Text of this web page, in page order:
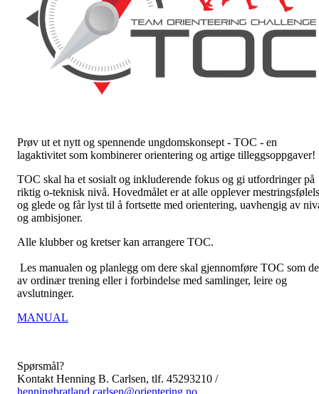
Prøv ut et nytt og spennende ungdomskonsept - TOC - en
lagaktivitet som kombinerer orientering og artige tilleggsoppgaver!
TOC skal ha et sosialt og inkluderende fokus og gi utfordringer på
riktig o-teknisk nivå. Hovedmålet er at alle opplever
og glede og får lyst til å fortsette med orientering, uavhengig av
og ambisjoner.
Alle klubber og kretser kan arrangere TOC.
Les manualen og planlegg om dere skal gjennomføre TOC som
av ordinær trening eller i forbindelse med samlinger, leire og
avslutninger.
MANUAL
Spørsmål?
Kontakt Henning B. Carlsen, tlf. 45293210 /